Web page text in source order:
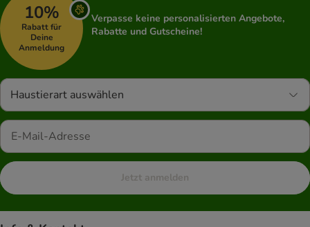
10%
Rabatt für
Deine
Anmeldung
Verpasse keine personalisierten Angebote,
Rabatte und Gutscheine!
Haustierart auswählen
Jetzt anmelden